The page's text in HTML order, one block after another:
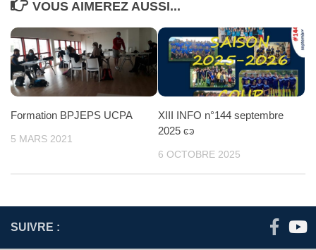
VOUS AIMEREZ AUSSI...
Formation BPJEPS UCPA
5 MARS 2021
XIII INFO n°144 septembre
2025 ͼͽ
6 OCTOBRE 2025
SUIVRE :